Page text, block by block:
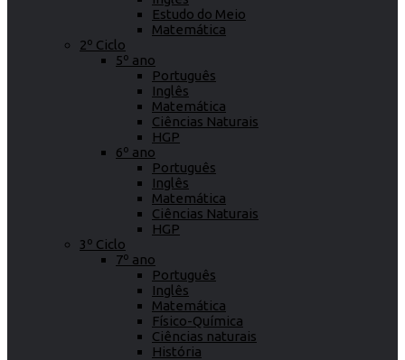
Estudo do Meio
Matemática
2º Ciclo
5º ano
Português
Inglês
Matemática
Ciências Naturais
HGP
6º ano
Português
Inglês
Matemática
Ciências Naturais
HGP
3º Ciclo
7º ano
Português
Inglês
Matemática
Físico-Química
Ciências naturais
História